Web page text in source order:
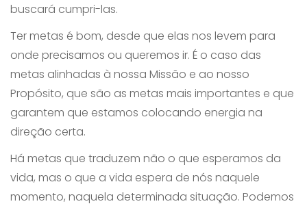
buscará cumpri-las.
Ter metas é bom, desde que elas nos levem para
onde precisamos ou queremos ir. É o caso das
metas alinhadas à nossa Missão e ao nosso
Propósito, que são as metas mais importantes e que
garantem que estamos colocando energia na
direção certa.
Há metas que traduzem não o que esperamos da
vida, mas o que a vida espera de nós naquele
momento, naquela determinada situação. Podemos